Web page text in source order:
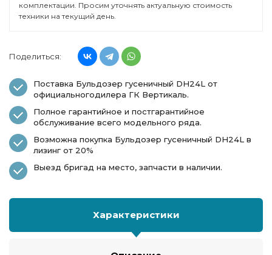
комплектации. Просим уточнять актуальную стоимость
техники на текущий день.
Поделиться:
Поставка Бульдозер гусеничный DH24L от
официальногодилера ГК Вертикаль.
Полное гарантийное и постгарантийное
обслуживание всего модельного ряда.
Возможна покупка Бульдозер гусеничный DH24L в
лизинг от 20%
Выезд бригад на место, запчасти в наличии.
Характеристики